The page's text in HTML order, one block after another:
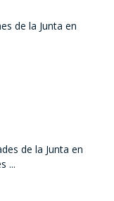
de la Junta en
de la Junta en
...